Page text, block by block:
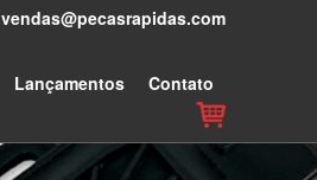
vendas@pecasrapidas.com
Lançamentos Contato